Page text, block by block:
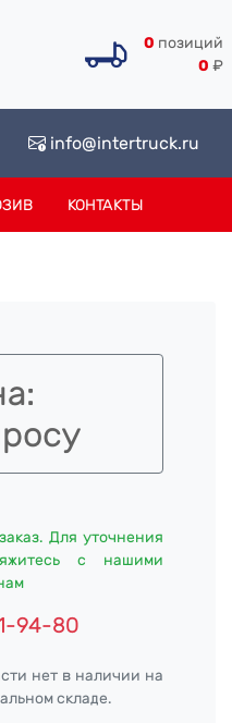
0 позиций
0 ₽
info@intertruck.ru
КОНТАКТЫ
Для уточнения
с нашими
94-80
нет в наличии на
складе.